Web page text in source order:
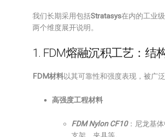
我们长期采用包括Stratasys在内的工业
两个维度展开说明。
1. FDM熔融沉积工艺：结
FDM材料以其可靠性和强度表现，被广
高强度工程材料
FDM Nylon CF10：尼龙基